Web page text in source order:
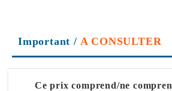
Important / A CONSULTER
Ce prix comprend/ne